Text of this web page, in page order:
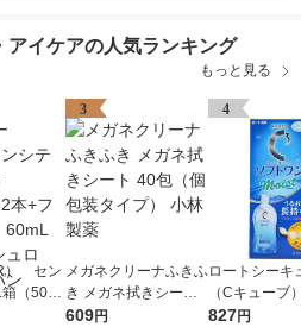
アイケアの人気ランキング
もっと見る
） セン
（500
ッシ
3
メガネクリーナふきふ
き メガネ拭きシート
40包（個包装タイ
609円
4
ロートシーキ
（Cキューブ） ソ
ワンモイスト
827円